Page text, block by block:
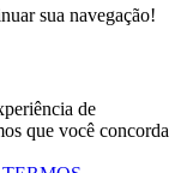
sua navegação!
de
que você concorda